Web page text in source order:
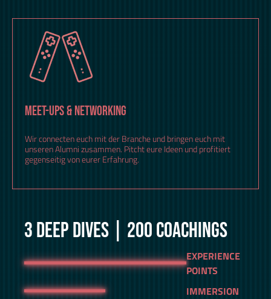
MEET-UPS & NETWORKING
Wir connecten euch mit der Branche und bringen euch mit
unseren Alumni zusammen. Pitcht eure Ideen und profitiert
gegenseitig von eurer Erfahrung.
3 DEEP DIVES | 200 COACHINGS
EXPERIENCE
POINTS
IMMERSION